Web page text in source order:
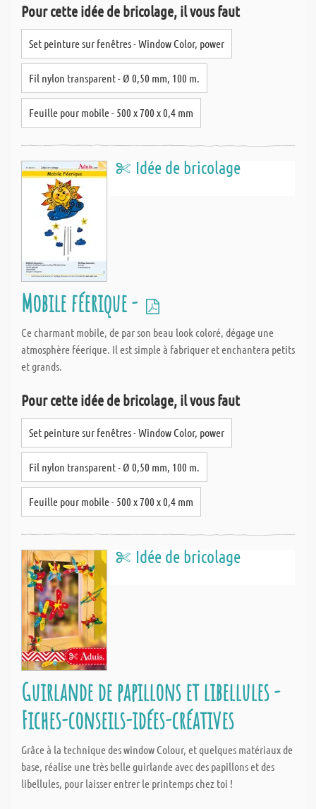
Pour cette idée de bricolage, il vous faut
Set peinture sur fenêtres - Window Color, power
Fil nylon transparent - Ø 0,50 mm, 100 m.
Feuille pour mobile - 500 x 700 x 0,4 mm
Idée de bricolage
Mobile féerique -
Ce charmant mobile, de par son beau look coloré, dégage une
atmosphère féerique. Il est simple à fabriquer et enchantera petits
et grands.
Pour cette idée de bricolage, il vous faut
Set peinture sur fenêtres - Window Color, power
Fil nylon transparent - Ø 0,50 mm, 100 m.
Feuille pour mobile - 500 x 700 x 0,4 mm
Idée de bricolage
Guirlande de papillons et libellules -
Fiches-conseils-idées-créatives
Grâce à la technique des window Colour, et quelques matériaux de
base, réalise une très belle guirlande avec des papillons et des
libellules, pour laisser entrer le printemps chez toi !